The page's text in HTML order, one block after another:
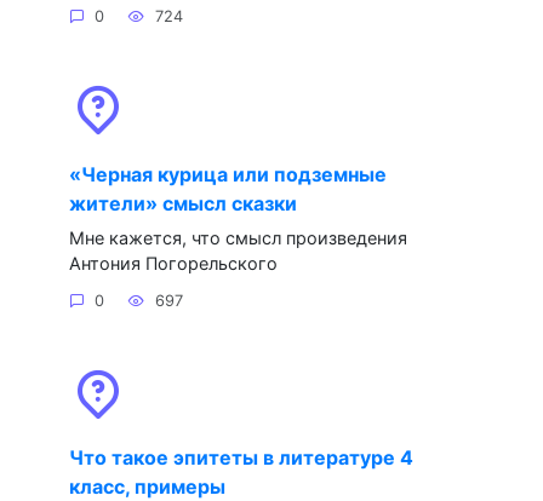
0 724
«Черная курица или подземные
жители» смысл сказки
Мне кажется, что смысл произведения
Антония Погорельского
0 697
Что такое эпитеты в литературе 4
класс, примеры